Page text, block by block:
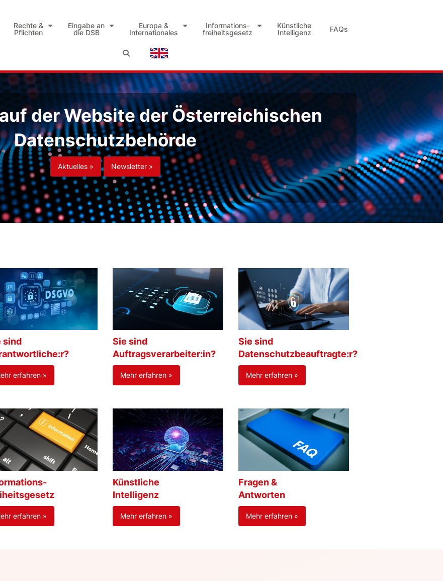
Rechte &
Pflichten
Eingabe an
die DSB
Europa &
Internationales
Informations-
freiheitsgesetz
Künstliche
Intelligenz
FAQs
der Website der Österreichischen
Datenschutzbehörde
Aktuelles » Newsletter »
sind
erfahren »
Sie sind
Auftragsverarbeiter:in?
Mehr erfahren »
Sie sind
Datenschutzbeauftragte:r?
Mehr erfahren »
erfahren »
Künstliche
Intelligenz
Mehr erfahren »
Fragen &
Antworten
Mehr erfahren »